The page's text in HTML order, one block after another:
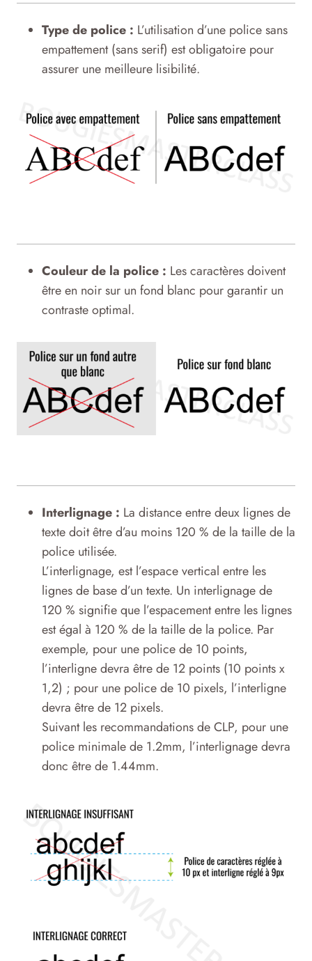
Type de police : L’utilisation d’une police sans
empattement (sans serif) est obligatoire pour
assurer une meilleure lisibilité.
Couleur de la police : Les caractères doivent
être en noir sur un fond blanc pour garantir un
contraste optimal.
Interlignage : La distance entre deux lignes de
texte doit être d’au moins 120 % de la taille de la
police utilisée.
L’interlignage, est l’espace vertical entre les
lignes de base d’un texte. Un interlignage de
120 % signifie que l’espacement entre les lignes
est égal à 120 % de la taille de la police. Par
exemple, pour une police de 10 points,
l’interligne devra être de 12 points (10 points x
1,2) ; pour une police de 10 pixels, l’interligne
devra être de 12 pixels.
Suivant les recommandations de CLP, pour une
police minimale de 1.2mm, l’interlignage devra
donc être de 1.44mm.